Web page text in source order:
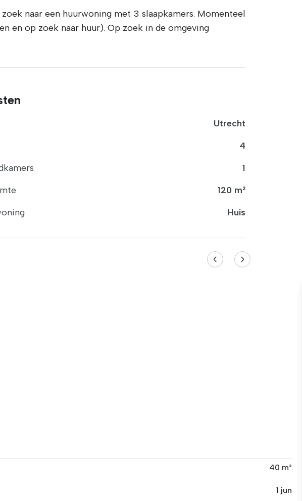
naar een huurwoning met 3 slaapkamers. Momenteel
en op zoek naar huur). Op zoek in de omgeving
Utrecht
4
1
120 m²
Huis
40 m²
1 jun